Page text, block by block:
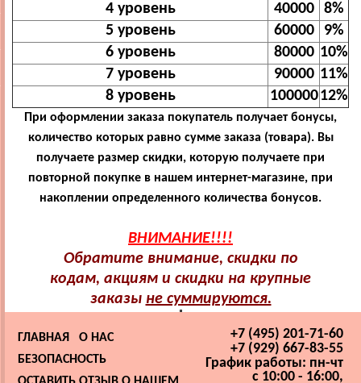
4 уровень
40000
8%
5 уровень
60000
9%
6 уровень
80000 10%
7 уровень
90000 11%
8 уровень
10000012%
При оформлении заказа покупатель получает бонусы,
количество которых равно сумме заказа (товара). Вы
получаете размер скидки, которую получаете при
повторной покупке в нашем интернет-магазине, при
накоплении определенного количества бонусов.
ВНИМАНИЕ!!!!
Обратите внимание, скидки по
кодам, акциям и скидки на крупные
заказы не суммируются.
+7 (495) 201-71-60
+7 (929) 667-83-55
График работы: пн-чт
с 10:00 - 16:00,
ГЛАВНАЯ
О НАС
БЕЗОПАСНОСТЬ